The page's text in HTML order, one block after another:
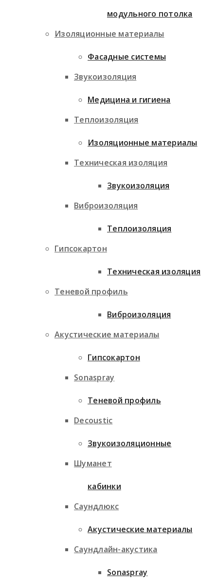
Изоляционные материалы
Звукоизоляция
Теплоизоляция
Техническая изоляция
Виброизоляция
Гипсокартон
Теневой профиль
Акустические материалы
Sonaspray
Decoustic
Шуманет
Саундлюкс
Саундлайн-акустика
модульного потолка
Фасадные системы
Медицина и гигиена
Изоляционные материалы
Звукоизоляция
Теплоизоляция
Техническая изоляция
Виброизоляция
Гипсокартон
Теневой профиль
Звукоизоляционные
кабинки
Акустические материалы
Sonaspray